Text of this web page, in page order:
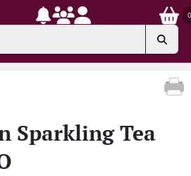
0
Sparkling Tea